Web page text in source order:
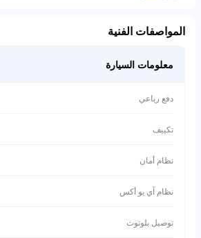
المواصفات الفنية
معلومات السيارة
دفع رباعي
تكييف
نظام أمان
نظام آي يو أكس
توصيل بلوتوث